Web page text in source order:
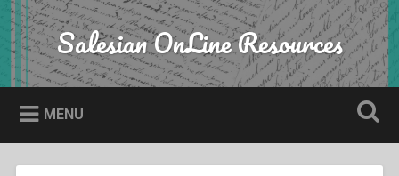
Skip
to
content
Search Salesian OnLine Resources
MENU